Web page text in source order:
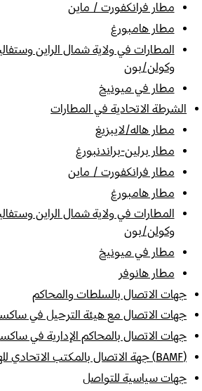
مطار فرانكفورت / ماين
مطار هامبورغ
المطارات في ولاية شمال الراين
وكولن/بون
مطار في ميونيخ
الشرطة الاتحادية في المطارات
مطار هاله/لايبزيغ
مطار برلين-براندنبورغ
مطار فرانكفورت / ماين
مطار هامبورغ
المطارات في ولاية شمال الراين
وكولن/بون
مطار في ميونيخ
مطار هانوفر
جهات الاتصال بالسلطات والمحاكم
جهات الاتصال مع هيئة الترحيل في ساكسن
جهات الاتصال بالمحاكم الإدارية في ساكسن
(BAMF) جهة الاتصال بالمكتب الاتحادي للهجرة واللاجئين
جهات سياسية للتواصل